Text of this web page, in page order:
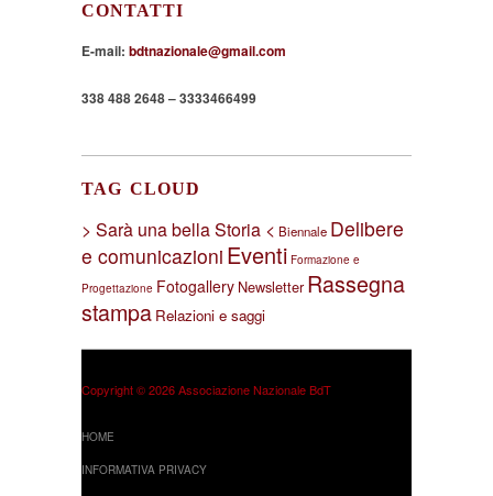
CONTATTI
E-mail: bdtnazionale@gmail.com
338 488 2648 – 3333466499
TAG CLOUD
> Sarà una bella Storia < Biennale Delibere
e comunicazioni Eventi Formazione e
Progettazione Fotogallery Newsletter Rassegna
stampa Relazioni e saggi
Copyright © 2026 Associazione Nazionale BdT
HOME
INFORMATIVA PRIVACY